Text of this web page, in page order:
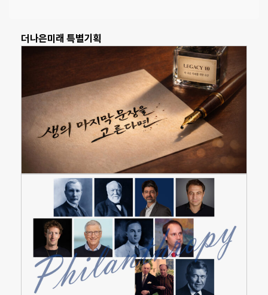
더나은미래 특별기획